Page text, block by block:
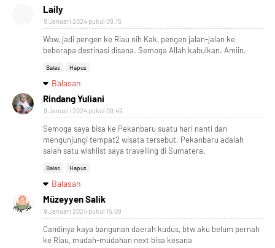
Laily
9 Januari 2024 pukul 09.15
Wow, jadi pengen ke Riau nih Kak, pengen jalan-jalan ke
beberapa destinasi disana. Semoga Allah kabulkan. Amiin.
Balas Hapus
Balasan
Rindang Yuliani
9 Januari 2024 pukul 09.49
Semoga saya bisa ke Pekanbaru suatu hari nanti dan
mengunjungi tempat2 wisata tersebut. Pekanbaru adalah
salah satu wishlist saya travelling di Sumatera.
Balas Hapus
Balasan
Müzeyyen Salik
9 Januari 2024 pukul 15.08
Candinya kaya bangunan daerah kudus, btw aku belum pernah
ke Riau, mudah-mudahan next bisa kesana